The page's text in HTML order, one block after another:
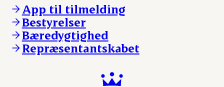
Nyheder
Login
Kontakt os
Notering
Nyheder
Login
App til tilmelding
Bestyrelser
Bæredygtighed
Repræsentantskabet